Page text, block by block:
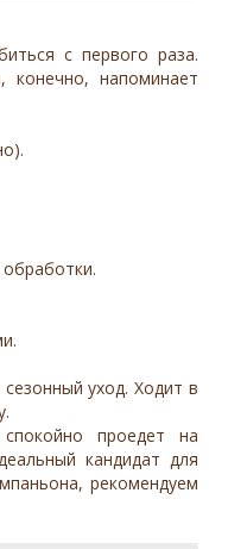
с первого раза.
конечно, напоминает
обработки.
уход. Ходит в
проедет на
кандидат для
рекомендуем